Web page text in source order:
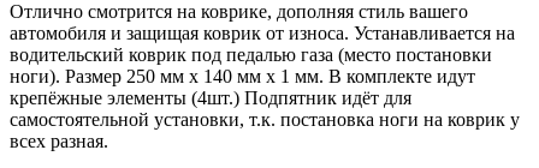
Отлично смотрится на коврике, дополняя стиль вашего
автомобиля и защищая коврик от износа. Устанавливается на
водительский коврик под педалью газа (место постановки
ноги). Размер 250 мм x 140 мм x 1 мм. В комплекте идут
крепёжные элементы (4шт.) Подпятник идёт для
самостоятельной установки, т.к. постановка ноги на коврик у
всех разная.